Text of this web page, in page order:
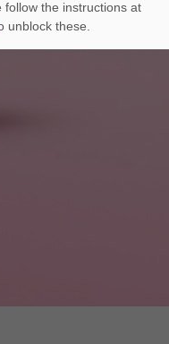
follow the instructions at
unblock these.